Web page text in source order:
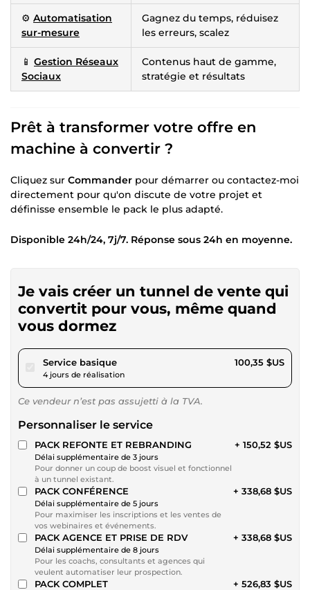
⚙️ Automatisation
sur-mesure
Gagnez du temps, réduisez
les erreurs, scalez
📱 Gestion Réseaux
Sociaux
Contenus haut de gamme,
stratégie et résultats
Prêt à transformer votre offre en
machine à convertir ?
Cliquez sur Commander pour démarrer ou contactez-moi
directement pour qu'on discute de votre projet et
définisse ensemble le pack le plus adapté.
Disponible 24h/24, 7j/7. Réponse sous 24h en moyenne.
Je vais créer un tunnel de vente qui
convertit pour vous, même quand
vous dormez
Service basiquepour 92,49 $US
4 jours de réalisation
100,35 $US
Ce vendeur n’est pas assujetti à la TVA.
Personnaliser le service
PACK REFONTE ET REBRANDING
Délai supplémentaire de 3 jours
Pour donner un coup de boost visuel et fonctionnel
à un tunnel existant.
+ 150,52 $US
PACK CONFÉRENCE
Délai supplémentaire de 5 jours
Pour maximiser les inscriptions et les ventes de
vos webinaires et événements.
+ 338,68 $US
PACK AGENCE ET PRISE DE RDV
Délai supplémentaire de 8 jours
Pour les coachs, consultants et agences qui
veulent automatiser leur prospection.
+ 338,68 $US
PACK COMPLET + 526,83 $US